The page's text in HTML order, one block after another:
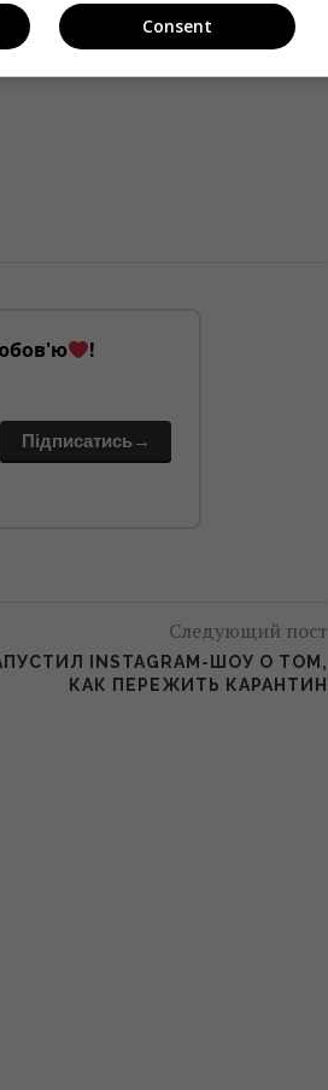
!
Підписатись→
Следующий пост
INSTAGRAM-ШОУ О ТОМ,
КАК ПЕРЕЖИТЬ КАРАНТИН
Consent